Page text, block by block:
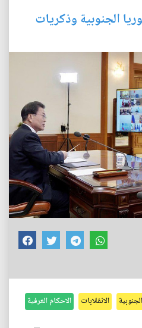
الجنوبية وذكريات
الانقلابات الاحكام العرفية